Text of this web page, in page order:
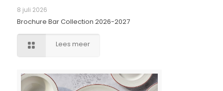
8 juli 2026
Brochure Bar Collection 2026-2027
Lees meer